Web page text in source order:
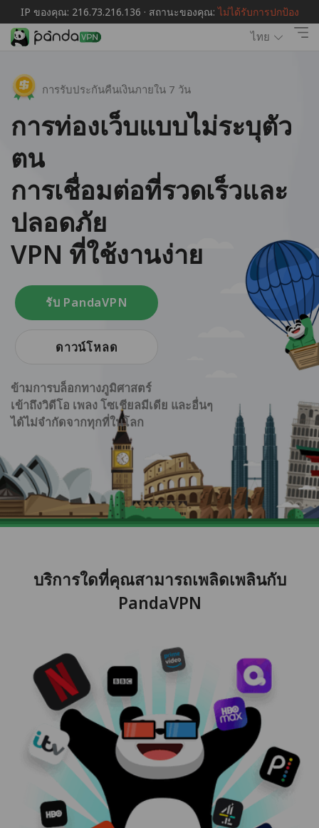
IP ของคุณ: 216.73.216.136 · สถานะของคุณ:ไม่ได้รับการปกป้อง
ไทย
การรับประกันคืนเงินภายใน 7 วัน
การท่องเว็บแบบไม่ระบุตัว
ตน
การเชื่อมต่อที่รวดเร็วและ
ปลอดภัย
VPN ที่ใช้งานง่าย
รับ PandaVPN
ดาวน์โหลด
ข้ามการบล็อกทางภูมิศาสตร์
เข้าถึงวิดีโอ เพลง โซเชียลมีเดีย และอื่นๆ
ได้ไม่จำกัดจากทุกที่ในโลก
บริการใดที่คุณสามารถเพลิดเพลินกับ
PandaVPN